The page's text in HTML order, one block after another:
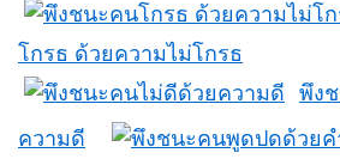
โกรธ ด้วยความไม่โกรธ
พึง
ความดี